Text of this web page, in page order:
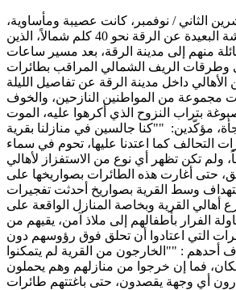
الـ 8 من تشرين الثاني / نوفمبر، كانت عصيبة ومأساوية،
على سكان قرية الهيشة البعيدة عن الرقة نحو 40 كلم شمالاً، الذين
أكثر من 20 عائلة منهم إلى مدينة الرقة، بعد مسير ساعات
وطرقات الريف الشمالي المراقب بطائرات
داخل مدينة الرقة عن تفاصيل الليلة
مجموعة من المواطنين النازحين، والخوف
بتراب النزوح الذي أكرهوا عليه، الموت
مؤكّدين: ""كنا جالسين في منازلنا بقرية
التحالف كما اعتدنا عليها، تحوم في سماء
ولم تكن تظهر أي نوع من الاستفزاز لأهالي
حتى أغارت هذه الطائرات بصواريخها على
وسط القرية بصواريخ أحدثت تفجيرات
أهالي القرية وبخاصة المنازل الواقعة على
الفرار بأطفالهم إلى ملاذ آمن، يقيهم من
التي اعتادوا أن تحلق فوق رؤوسهم دون
أحدهم : ""الخارجون من القرية لم يتمكنوا
فما إن خرجوا من منازلهم وهم يحملون
أي وجهة يقصدون، حتى باغتتهم طائرات